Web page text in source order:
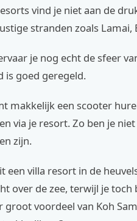
vind je niet aan de
stranden zoals
je nog echt de sfeer
is goed geregeld.
makkelijk een scooter
via je resort. Zo ben je
zijn.
een villa resort in de
over de zee, terwijl je
groot voordeel van Koh